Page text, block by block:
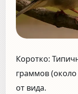
Коротко:
граммов (около
от вида.